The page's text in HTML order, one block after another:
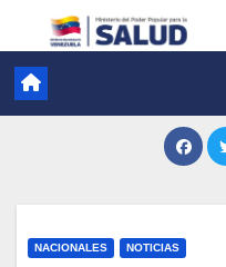
NACIONALES NOTICIAS